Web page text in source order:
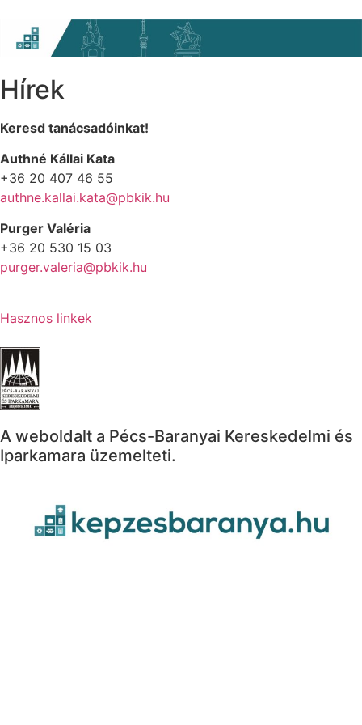
Hírek
Keresd tanácsadóinkat!
Authné Kállai Kata
+36 20 407 46 55
authne.kallai.kata@pbkik.hu
Purger Valéria
+36 20 530 15 03
purger.valeria@pbkik.hu
Hasznos linkek
A weboldalt a Pécs-Baranyai Kereskedelmi és
Iparkamara üzemelteti.